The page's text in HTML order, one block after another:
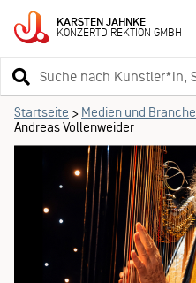
KARSTENJAHNKE
KONZERTDIREKTIONGMBH
Suchbegriff
eingeben
Startseite > Medien und Branche
Andreas Vollenweider